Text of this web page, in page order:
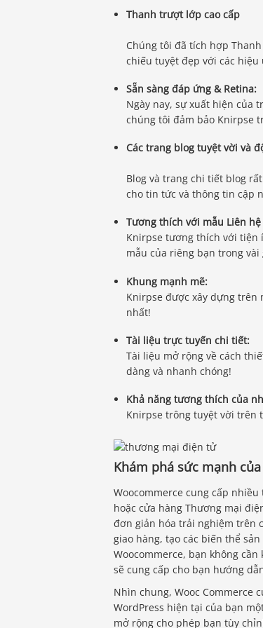
Thanh trượt lớp cao cấp
Chúng tôi đã tích hợp
chiếu tuyệt đẹp với các
Sẵn sàng đáp ứng & Retina:
Ngày nay, sự xuất hiện của
chúng tôi đảm bảo Knirpse
Các trang blog tuyệt vời và
Blog và trang chi tiết blog
cho tin tức và thông tin cập
Tương thích với mẫu Liên hệ
Knirpse tương thích với tiện
mẫu của riêng bạn trong vài
Khung mạnh mẽ:
Knirpse được xây dựng
nhất!
Tài liệu trực tuyến chi tiết:
Tài liệu mở rộng về cách
dàng và nhanh chóng!
Khả năng tương thích của
Knirpse trông tuyệt vời trên
Khám phá sức mạnh
Woocommerce cung cấp
hoặc cửa hàng Thương mại
đơn giản hóa trải nghiệm trên
giao hàng, tạo các biến thể
Woocommerce, bạn không
sẽ cung cấp cho bạn hướng
Nhìn chung, Wooc Commerce
WordPress hiện tại của bạn
mở rộng cho phép bạn tùy